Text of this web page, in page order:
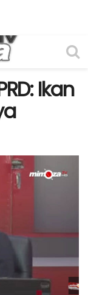
Ikan